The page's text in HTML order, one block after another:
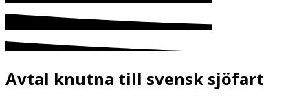
Avtal knutna till svensk sjöfart